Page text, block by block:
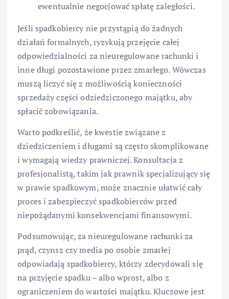
ewentualnie negocjować spłatę zaległości.
Jeśli spadkobiercy nie przystąpią do żadnych
działań formalnych, ryzykują przejęcie całej
odpowiedzialności za nieuregulowane rachunki i
inne długi pozostawione przez zmarłego. Wówczas
muszą liczyć się z możliwością konieczności
sprzedaży części odziedziczonego majątku, aby
spłacić zobowiązania.
Warto podkreślić, że kwestie związane z
dziedziczeniem i długami są często skomplikowane
i wymagają wiedzy prawniczej. Konsultacja z
profesjonalistą, takim jak prawnik specjalizujący się
w prawie spadkowym, może znacznie ułatwić cały
proces i zabezpieczyć spadkobierców przed
niepożądanymi konsekwencjami finansowymi.
Podsumowując, za nieuregulowane rachunki za
prąd, czynsz czy media po osobie zmarłej
odpowiadają spadkobiercy, którzy zdecydowali się
na przyjęcie spadku – albo wprost, albo z
ograniczeniem do wartości majątku. Kluczowe jest